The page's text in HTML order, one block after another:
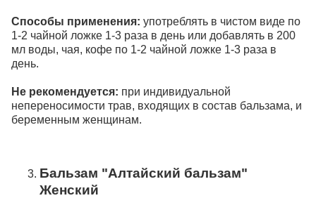
Способы применения: употреблять в чистом виде по
1-2 чайной ложке 1-3 раза в день или добавлять в 200
мл воды, чая, кофе по 1-2 чайной ложке 1-3 раза в
день.
Не рекомендуется: при индивидуальной
непереносимости трав, входящих в состав бальзама, и
беременным женщинам.
Бальзам "Алтайский бальзам"
Женский